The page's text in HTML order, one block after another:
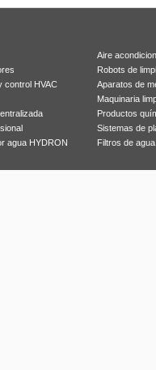
Aire
Robots de
control HVAC
Aparatos de
Maquinaria
Productos
Sistemas de
agua HYDRON Filtros de